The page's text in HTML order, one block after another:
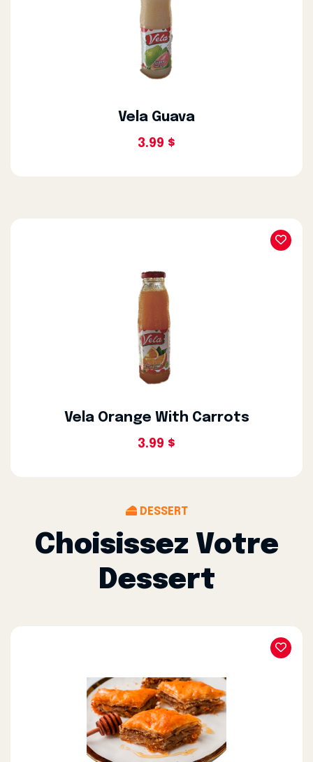
Vela Guava
3.99 $
Vela Orange With Carrots
3.99 $
DESSERT
Choisissez Votre
Dessert